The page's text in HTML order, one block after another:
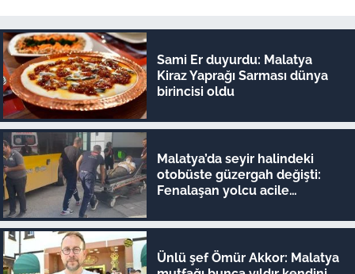
Sami Er duyurdu: Malatya
Kiraz Yaprağı Sarması dünya
birincisi oldu
Malatya’da seyir halindeki
otobüste güzergah değişti:
Fenalaşan yolcu acile
Ünlü şef Ömür Akkor: Malatya